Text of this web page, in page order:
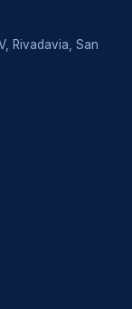
Rivadavia, San